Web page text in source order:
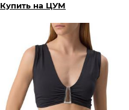
Купить на ЦУМ